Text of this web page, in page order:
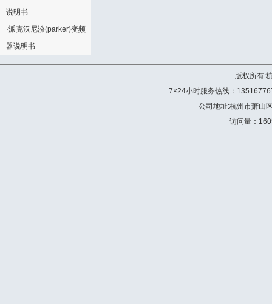
说明书
·派克汉尼汾(parker)变频
器说明书
版权所有:
7×24小时服务热线：
公司地址:杭州市萧山
访问量：